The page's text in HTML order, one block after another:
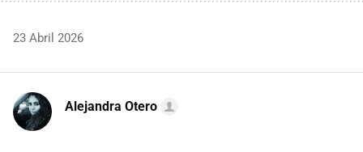
23 Abril 2026
Alejandra Otero